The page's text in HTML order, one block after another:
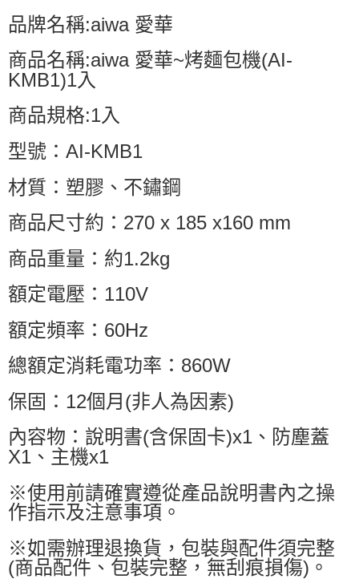
品牌名稱:aiwa 愛華
商品名稱:aiwa 愛華~烤麵包機(AI-
KMB1)1入
商品規格:1入
型號：AI-KMB1
材質：塑膠、不鏽鋼
商品尺寸約：270 x 185 x160 mm
商品重量：約1.2kg
額定電壓：110V
額定頻率：60Hz
總額定消耗電功率：860W
保固：12個月(非人為因素)
內容物：說明書(含保固卡)x1、防塵蓋
X1、主機x1
※使用前請確實遵從產品說明書內之操
作指示及注意事項。
※如需辦理退換貨，包裝與配件須完整
(商品配件、包裝完整，無刮痕損傷)。